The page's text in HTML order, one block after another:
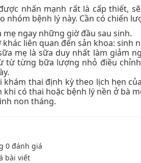
nhấn mạnh rất là cấp thiết,
nhóm bệnh lý này. Cần có chiến
ngay những giờ đầu sau sinh.
liên quan đến sản khoa: sinh
mẹ là sữa duy nhất làm giảm
từ từng bữa lượng nhỏ điều
khám thai định kỳ theo lịch hẹn
khi có thai hoặc bệnh lý nền ở bà
non tháng.
0 đánh giá
bài viết